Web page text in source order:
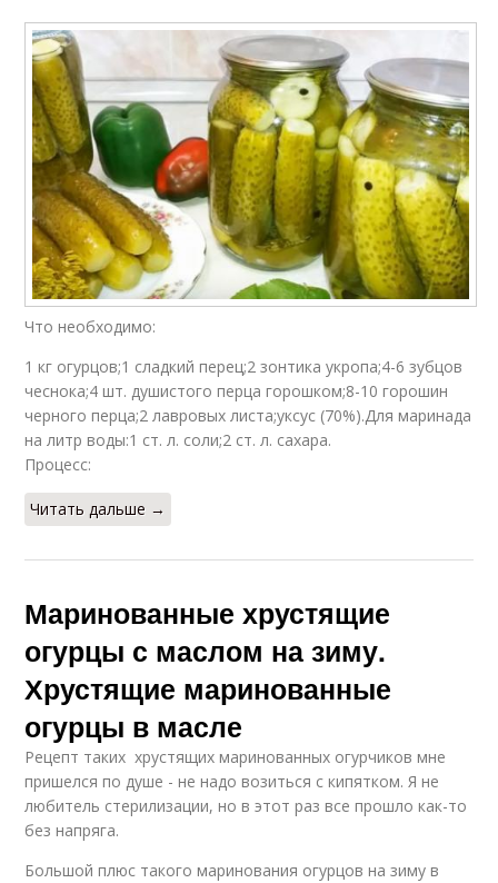
Что необходимо:
1 кг огурцов;1 сладкий перец;2 зонтика укропа;4-6 зубцов
чеснока;4 шт. душистого перца горошком;8-10 горошин
черного перца;2 лавровых листа;уксус (70%).Для маринада
на литр воды:1 ст. л. соли;2 ст. л. сахара.
Процесс:
Читать дальше →
Маринованные хрустящие
огурцы с маслом на зиму.
Хрустящие маринованные
огурцы в масле
Рецепт таких хрустящих маринованных огурчиков мне
пришелся по душе - не надо возиться с кипятком. Я не
любитель стерилизации, но в этот раз все прошло как-то
без напряга.
Большой плюс такого маринования огурцов на зиму в